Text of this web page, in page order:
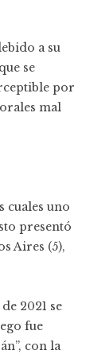
a su
se
por
mal
cuales uno
presentó
Aires (5),
2021 se
fue
con la